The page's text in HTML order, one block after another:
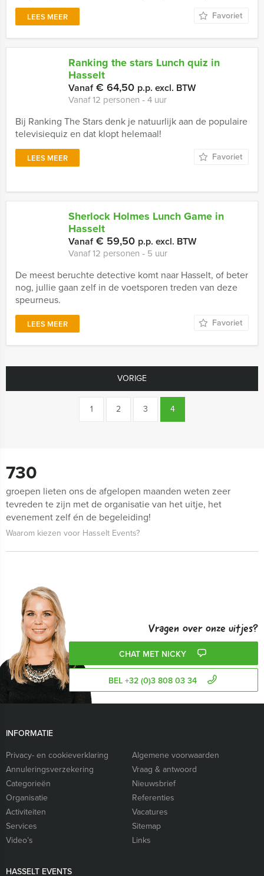
LEES MEER Favoriet
Ranking the stars Lunch quiz in
Hasselt
Vanaf€ 64,50 p.p. excl. BTW
Vanaf 12 personen ‐ 4 uur
Bij Ranking The Stars denk je natuurlijk aan de populaire
televisiequiz en dat klopt helemaal!
LEES MEER Favoriet
Sherlock Holmes Lunch Game in
Hasselt
Vanaf€ 59,50 p.p. excl. BTW
Vanaf 12 personen ‐ 5 uur
De meest beruchte detective komt naar Hasselt, of beter
nog, jullie gaan zelf in de voetsporen treden van deze
speurneus.
LEES MEER Favoriet
VORIGE
1 2 3 4
730
groepen lieten ons de afgelopen maanden weten zeer
tevreden te zijn met de organisatie van het uitje, het
evenement zelf én de begeleiding!
Waarom kiezen voor Hasselt Events?
Vragen over onze uitjes?
CHAT MET NICKY
BEL +32 (0)3 808 03 34
INFORMATIE
Privacy- en cookieverklaring
Algemene voorwaarden
Annuleringsverzekering
Vraag & antwoord
Categorieën
Nieuwsbrief
Organisatie
Referenties
Activiteiten
Vacatures
Services
Sitemap
Video’s
Links
HASSELT EVENTS